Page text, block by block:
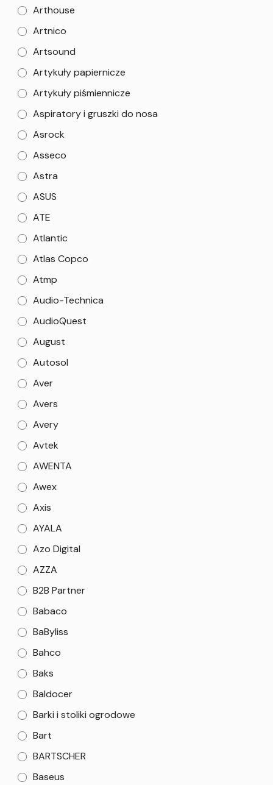
Arthouse
Artnico
Artsound
Artykuły papiernicze
Artykuły piśmiennicze
Aspiratory i gruszki do nosa
Asrock
Asseco
Astra
ASUS
ATE
Atlantic
Atlas Copco
Atmp
Audio-Technica
AudioQuest
August
Autosol
Aver
Avers
Avery
Avtek
AWENTA
Awex
Axis
AYALA
Azo Digital
AZZA
B2B Partner
Babaco
BaByliss
Bahco
Baks
Baldocer
Barki i stoliki ogrodowe
Bart
BARTSCHER
Baseus